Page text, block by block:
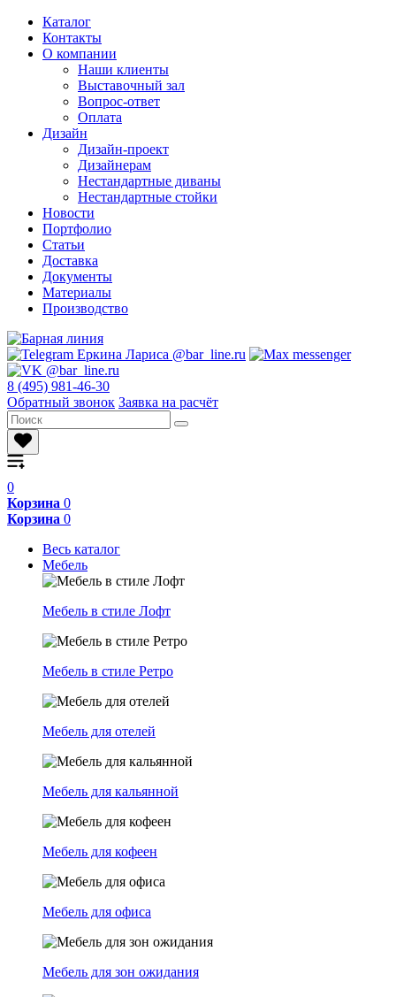
Каталог
Контакты
О компании
Наши клиенты
Выставочный зал
Вопрос-ответ
Оплата
Дизайн
Дизайн-проект
Дизайнерам
Нестандартные диваны
Нестандартные стойки
Новости
Портфолио
Статьи
Доставка
Документы
Материалы
Производство
8 (495) 981-46-30
Обратный звонок Заявка на расчёт
0
Корзина 0
Корзина 0
Весь каталог
Мебель
Мебель в стиле Лофт
Мебель в стиле Ретро
Мебель для отелей
Мебель для кальянной
Мебель для кофеен
Мебель для офиса
Мебель для зон ожидания